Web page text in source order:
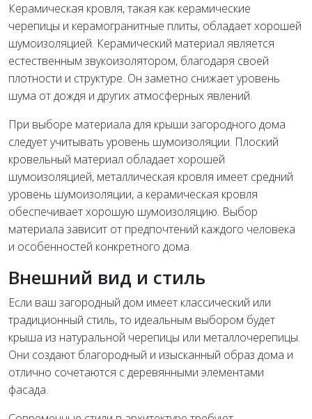
Керамическая кровля, такая как керамические
черепицы и керамогранитные плиты, обладает хорошей
шумоизоляцией. Керамический материал является
естественным звукоизолятором, благодаря своей
плотности и структуре. Он заметно снижает уровень
шума от дождя и других атмосферных явлений.
При выборе материала для крыши загородного дома
следует учитывать уровень шумоизоляции. Плоский
кровельный материал обладает хорошей
шумоизоляцией, металлическая кровля имеет средний
уровень шумоизоляции, а керамическая кровля
обеспечивает хорошую шумоизоляцию. Выбор
материала зависит от предпочтений каждого человека
и особенностей конкретного дома.
Внешний вид и стиль
Если ваш загородный дом имеет классический или
традиционный стиль, то идеальным выбором будет
крыша из натуральной черепицы или металлочерепицы.
Они создают благородный и изысканный образ дома и
отлично сочетаются с деревянными элементами
фасада.